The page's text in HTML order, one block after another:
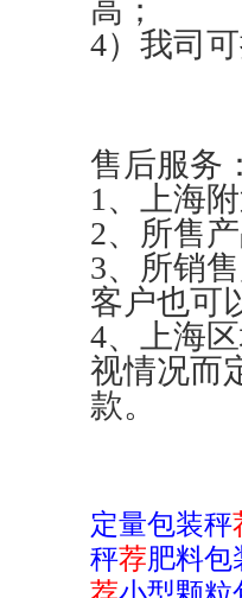
高；
4）我司
售后服务
1、上海
2、所售
3、所销
客户也可
4、上海
视情况而
款。
定量包装秤
秤荐肥料包